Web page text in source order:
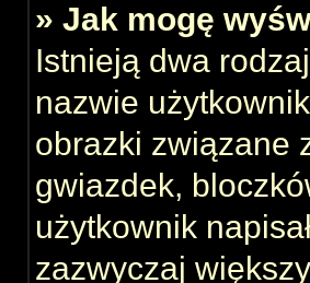
» Jak mogę
Istnieją dwa
nazwie
obrazki związane
gwiazdek,
użytkownik
zazwyczaj